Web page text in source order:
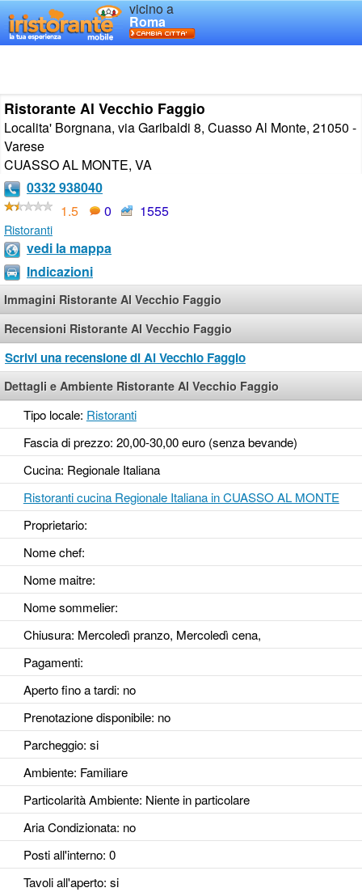
vicino a
Roma
Ristorante Al Vecchio Faggio
Localita' Borgnana, via Garibaldi 8, Cuasso Al Monte, 21050 -
Varese
CUASSO AL MONTE, VA
0332 938040
1.5
0 1555
Ristoranti
vedi la mappa
Indicazioni
Immagini Ristorante Al Vecchio Faggio
Recensioni Ristorante Al Vecchio Faggio
Scrivi una recensione di Al Vecchio Faggio
Dettagli e Ambiente Ristorante Al Vecchio Faggio
Tipo locale: Ristoranti
Fascia di prezzo: 20,00-30,00 euro (senza bevande)
Cucina: Regionale Italiana
Ristoranti cucina Regionale Italiana in CUASSO AL MONTE
Proprietario:
Nome chef:
Nome maitre:
Nome sommelier:
Chiusura: Mercoledì pranzo, Mercoledì cena,
Pagamenti:
Aperto fino a tardi: no
Prenotazione disponibile: no
Parcheggio: si
Ambiente: Familiare
Particolarità Ambiente: Niente in particolare
Aria Condizionata: no
Posti all'interno: 0
Tavoli all'aperto: si